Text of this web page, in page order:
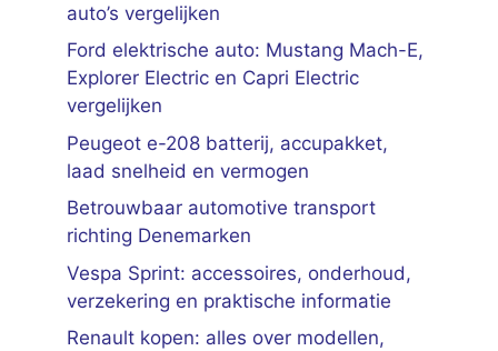
auto’s vergelijken
Ford elektrische auto: Mustang Mach-E,
Explorer Electric en Capri Electric
vergelijken
Peugeot e-208 batterij, accupakket,
laad snelheid en vermogen
Betrouwbaar automotive transport
richting Denemarken
Vespa Sprint: accessoires, onderhoud,
verzekering en praktische informatie
Renault kopen: alles over modellen,